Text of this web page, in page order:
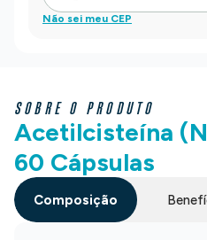
Não sei meu CEP
SOBRE O PRODUTO
Acetilcisteína
60 Cápsulas
Composição